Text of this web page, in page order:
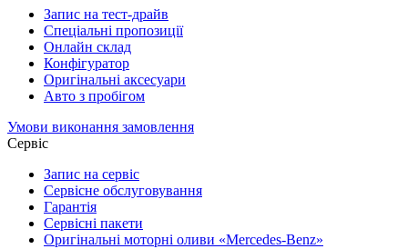
Запис на тест-драйв
Спеціальні пропозиції
Онлайн склад
Конфігуратор
Оригінальні аксесуари
Авто з пробігом
Умови виконання замовлення
Сервіс
Запис на сервіс
Сервісне обслуговування
Гарантія
Сервісні пакети
Оригінальні моторні оливи «Mercedes-Benz»